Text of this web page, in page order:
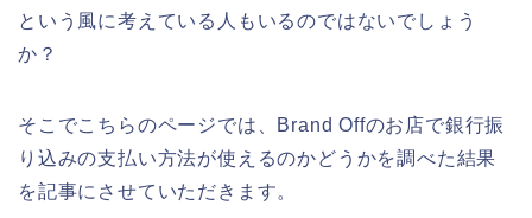
という風に考えている人もいるのではないでしょう
か？
そこでこちらのページでは、Brand Offのお店で銀行振
り込みの支払い方法が使えるのかどうかを調べた結果
を記事にさせていただきます。